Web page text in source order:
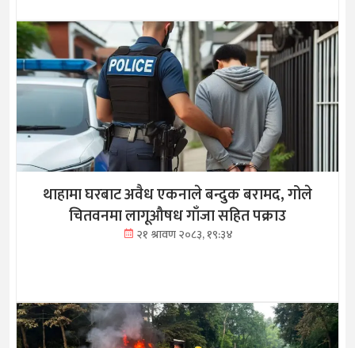
थाहामा घरबाट अवैध एकनाले बन्दुक बरामद, गोले
चितवनमा लागूऔषध गाँजा सहित पक्राउ
२१ श्रावण २०८३, १९:३४